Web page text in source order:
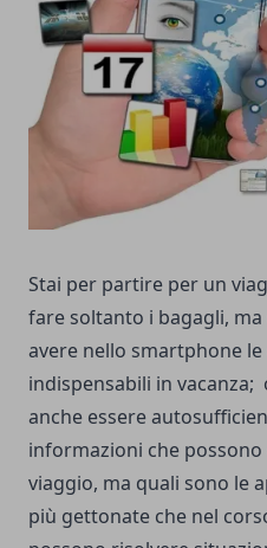
Stai per partire per un
fare soltanto i bagagli,
avere nello smartphone
indispensabili in
anche essere
informazioni che
viaggio, ma quali sono le
più gettonate che nel